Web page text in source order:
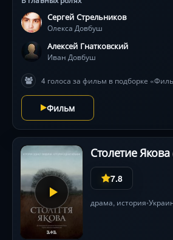
предательство, любовь к Маричке и
карпатских мольфаров. С
детализированными костюмами
и драматичным расколом между
картина держит в напряжении до
Плахтий.
Сергей Стрельников
Олекса Довбуш
Алексей Гнатковский
Иван Довбуш
4 голоса за фильм в подборке
Фильм
Столетие
7.8
драма, история•